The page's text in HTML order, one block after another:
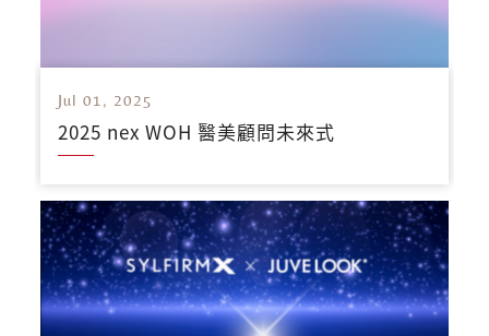
Jul 01, 2025
2025 nex WOH 醫美顧問未來式